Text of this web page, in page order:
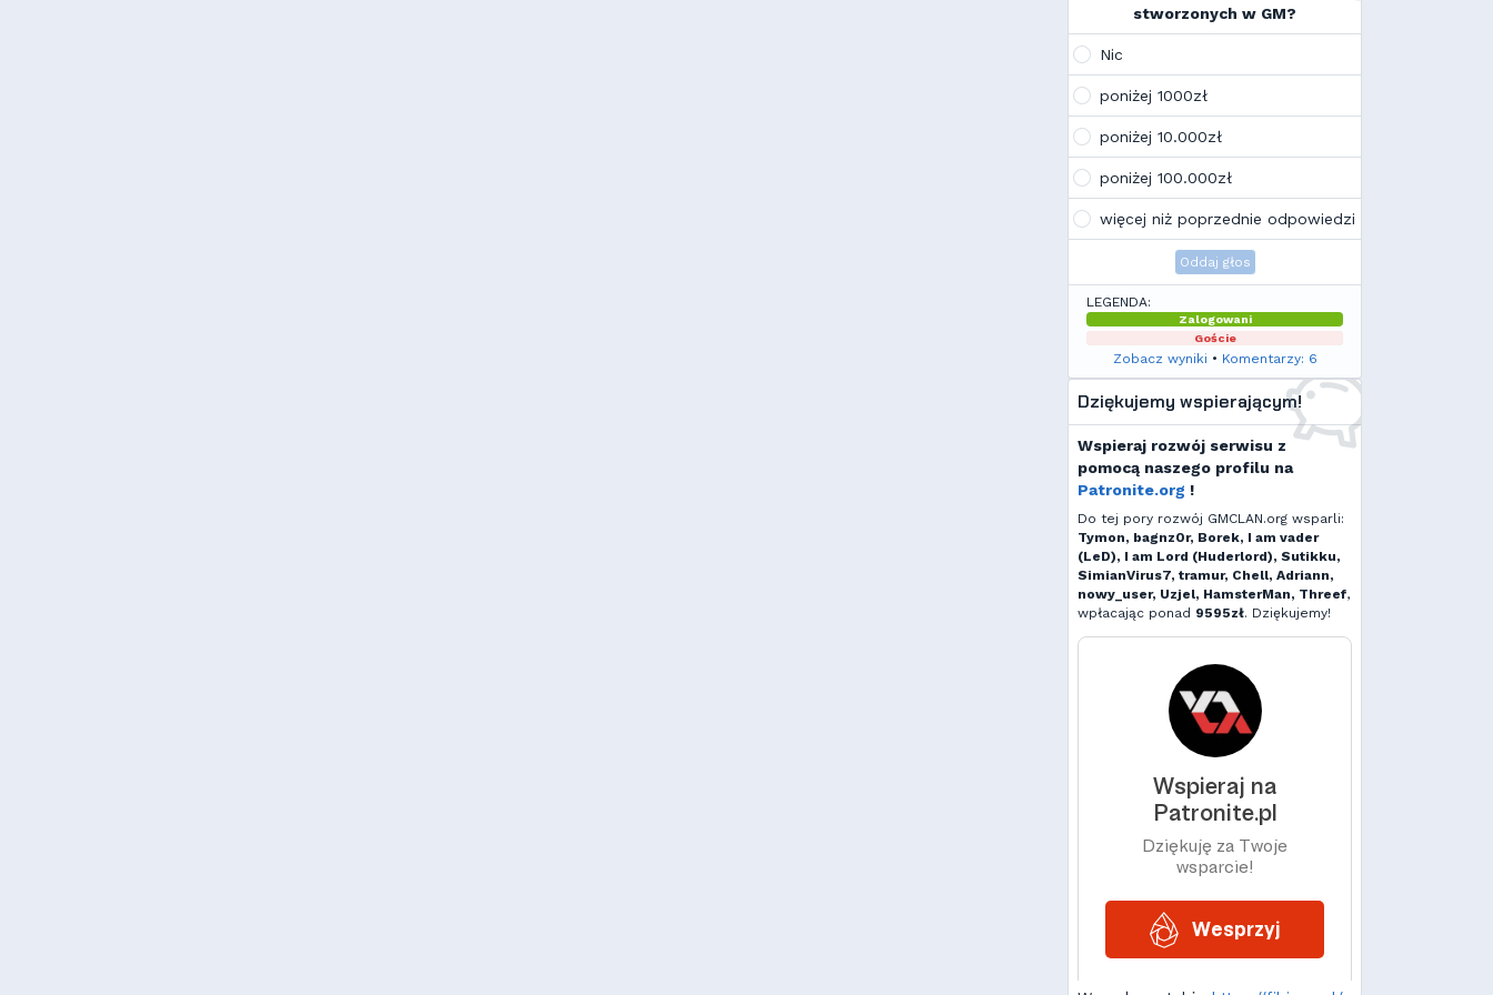
Wojo
Tak, po zmianach gmclan przeżywa
wskazują, że ten rok będzie rokiem
Linuxa, rokiem odejścia od
discorda na rzecz forów
internetowych
K Kamilek
Ale klimat tu znowu wrócić!
stworzonych w GM?
Nic
poniżej 1000zł
poniżej 10.000zł
poniżej 100.000zł
więcej niż poprzednie odpowiedzi
Oddaj głos
LEGENDA:
Zalogowani
Goście
Zobacz wyniki • Komentarzy: 6
Dziękujemy wspierającym!
Wspieraj rozwój serwisu z
pomocą naszego profilu na
Patronite.org !
Do tej pory rozwój GMCLAN.org wsparli:
Tymon, bagnz0r, Borek, I am vader
(LeD), I am Lord (Huderlord), Sutikku,
SimianVirus7, tramur, Chell, Adriann,
nowy_user, Uzjel, HamsterMan, Threef,
wpłacając ponad 9595zł. Dziękujemy!